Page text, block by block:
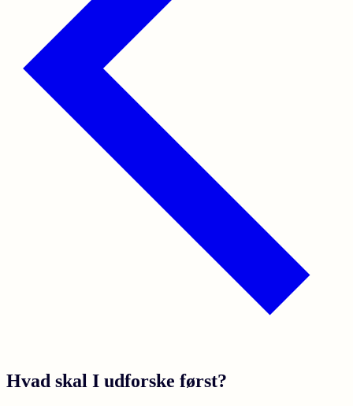
Hvad skal I udforske først?